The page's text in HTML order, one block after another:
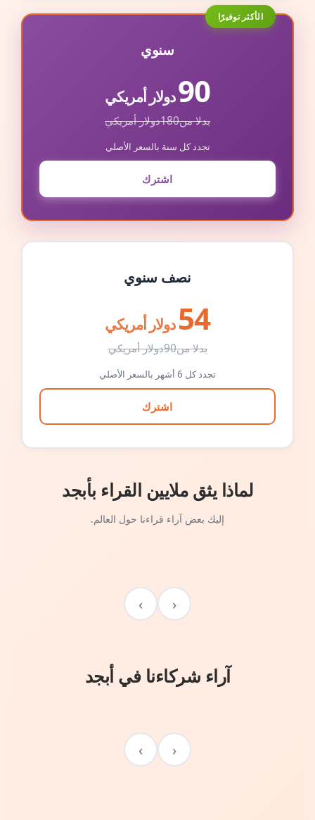
الأكثر توفيرًا
سنوي
90دولار أمريكي
بدلا من180دولار أمريكي
تجدد كل سنة بالسعر الأصلي
اشترك
نصف سنوي
54 دولار أمريكي
بدلا من90دولار أمريكي
تجدد كل 6 أشهر بالسعر الأصلي
اشترك
لماذا يثق ملايين القراء بأبجد
إليك بعض آراء قراءنا حول العالم.
‹
›
آراء شركاءنا في أبجد
‹
›